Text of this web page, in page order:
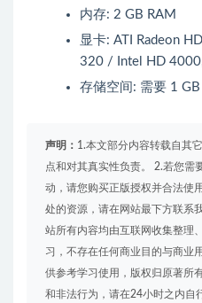
内存: 2 GB RAM
显卡: ATI Radeon
320 / Intel HD
存储空间: 需要 1 GB
声明： 1.本文部分内容转载自其
点和对其真实性负责。 2.若您需
动，请您购买正版授权并合法使
处的资源，请在网站最下方联系
站所有内容均由互联网收集整理
习，不存在任何商业目的与商业
供参考学习使用，版权归原著所
和非法行为，请在24小时之内自